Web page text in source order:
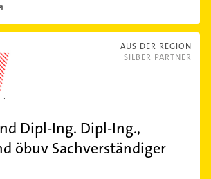
AUS DER REGION
SILBER PARTNER
Dipl-Ing. Dipl-Ing.,
öbuv Sachverständiger